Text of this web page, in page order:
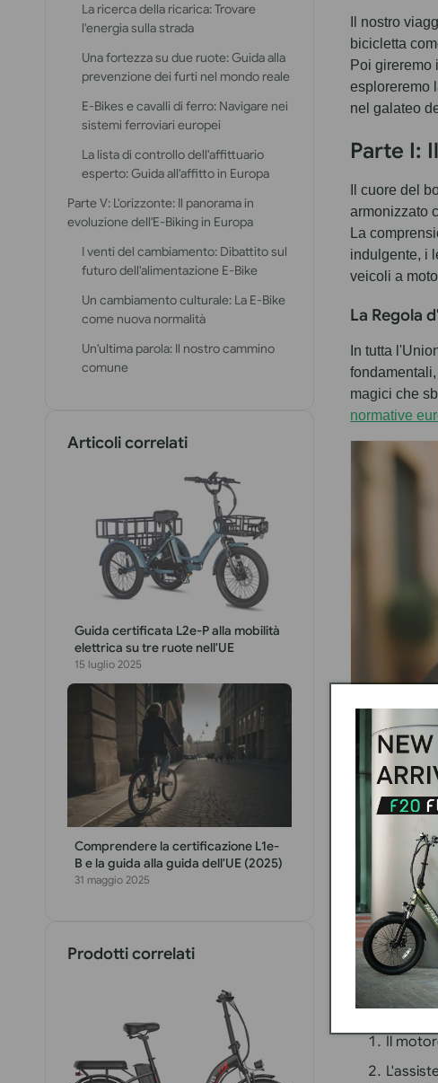
La ricerca della ricarica: Trovare
l'energia sulla strada
Una fortezza su due ruote: Guida alla
prevenzione dei furti nel mondo reale
E-Bikes e cavalli di ferro: Navigare nei
sistemi ferroviari europei
La lista di controllo dell'affittuario
esperto: Guida all'affitto in Europa
Parte V: L'orizzonte: Il panorama in
evoluzione dell'E-Biking in Europa
I venti del cambiamento: Dibattito sul
futuro dell'alimentazione E-Bike
Un cambiamento culturale: La E-Bike
come nuova normalità
Un'ultima parola: Il nostro cammino
comune
Articoli correlati
Guida certificata L2e-P alla mobilità
elettrica su tre ruote nell'UE
15 luglio 2025
Comprendere la certificazione L1e-
B e la guida alla guida dell'UE (2025)
31 maggio 2025
Prodotti correlati
Il nostro
bicicletta
Poi
esploreremo
nel galateo
Parte I:
Il cuore del
armonizzato
La
indulgente, i
veicoli a
La Regola
In tutta
magici che
normative
Le regole
Il